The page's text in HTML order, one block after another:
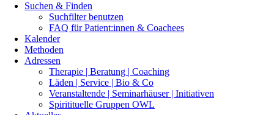
Suchen & Finden
Suchfilter benutzen
FAQ für Patient:innen & Coachees
Kalender
Methoden
Adressen
Therapie | Beratung | Coaching
Läden | Service | Bio & Co
Veranstaltende | Seminarhäuser | Initiativen
Spiritituelle Gruppen OWL